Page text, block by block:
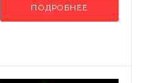
ПОДРОБНЕЕ